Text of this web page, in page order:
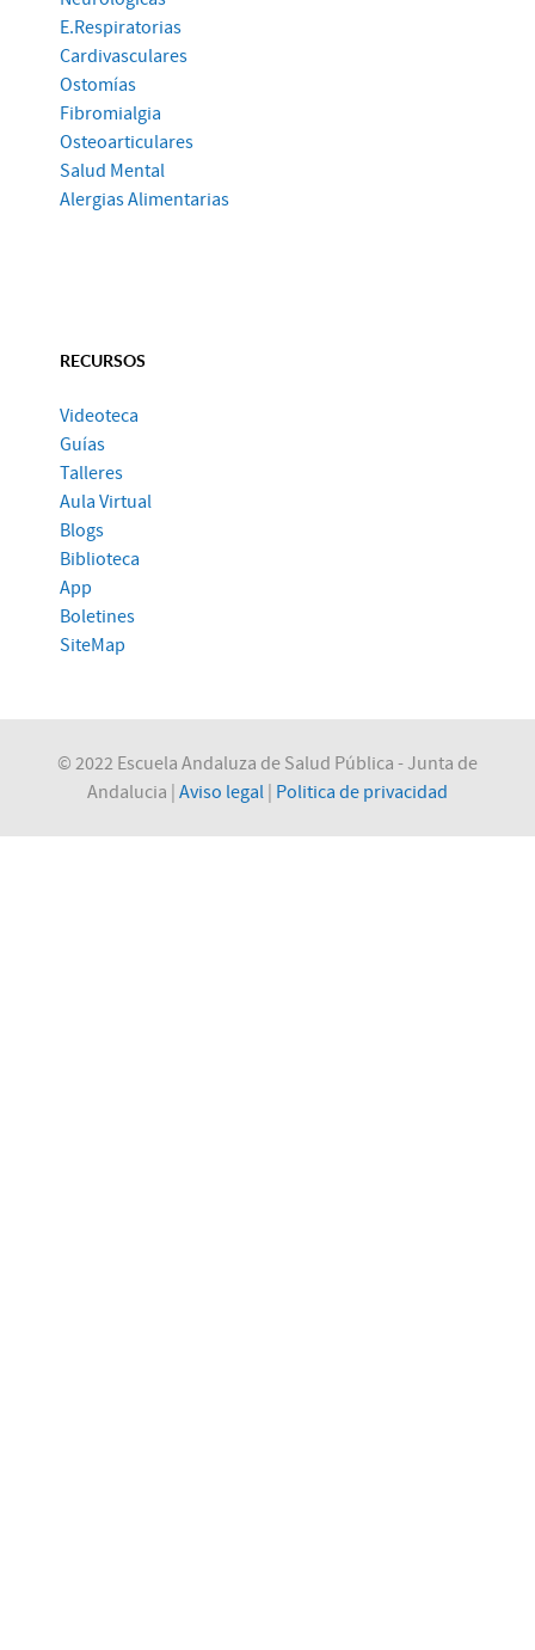
E.Respiratorias
Cardivasculares
Ostomías
Fibromialgia
Osteoarticulares
Salud Mental
Alergias Alimentarias
RECURSOS
Videoteca
Guías
Talleres
Aula Virtual
Blogs
Biblioteca
App
Boletines
SiteMap
© 2022 Escuela Andaluza de Salud Pública - Junta de
Andalucia | Aviso legal | Politica de privacidad